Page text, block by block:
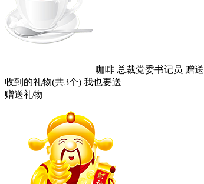
咖啡 总裁党委书记员 赠送
收到的礼物(共3个) 我也要送
赠送礼物